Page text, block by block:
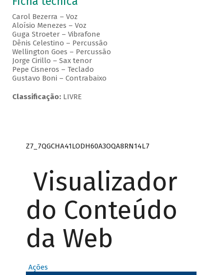
Carol Bezerra – Voz
Aloísio Menezes – Voz
Guga Stroeter – Vibrafone
Dênis Celestino – Percussão
Wellington Goes – Percussão
Jorge Cirillo – Sax tenor
Pepe Cisneros – Teclado
Gustavo Boni – Contrabaixo
Classificação:LIVRE
Z7_7QGCHA41LODH60A3OQA8RN14L7
Visualizador
do Conteúdo
da Web
Ações